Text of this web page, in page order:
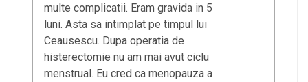
multe complicatii. Eram gravida in 5
luni. Asta sa intimplat pe timpul lui
Ceausescu. Dupa operatia de
histerectomie nu am mai avut ciclu
menstrual. Eu cred ca menopauza a